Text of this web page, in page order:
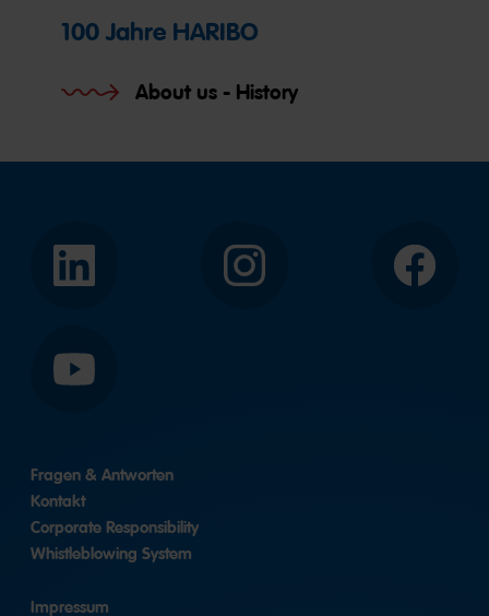
100 Jahre HARIBO
About us - History
LinkedIn Instagram Facebook
YouTube
Fragen & Antworten
Kontakt
Corporate Responsibility
Whistleblowing System
Impressum